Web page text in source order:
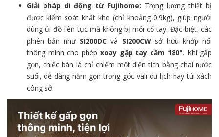
Giải pháp di động từ Fujihome: Trọng lượng thiết bị
được kiểm soát khắt khe (chỉ khoảng 0.9kg), giúp người
dùng ủi đồ liên tục mà không bị mỏi cổ tay. Đặc biệt, các
phiên bản như SI200DC và SI200CWsở hữu khớp nối
thông minh cho phép xoay gập tay cầm 180°. Khi gấp
gọn, chiếc bàn là chỉ chiếm một diện tích bằng chai nước
suối, dễ dàng nằm gọn trong góc vali du lịch hay túi xách
công sở.